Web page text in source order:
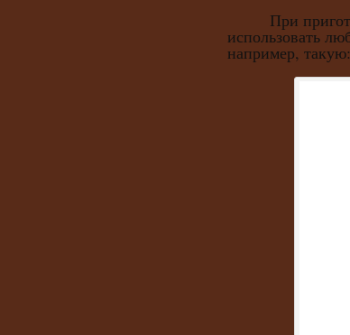
При
использовать
например, такую: